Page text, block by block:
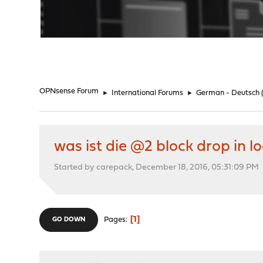
OPNsense Forum ► International Forums ► German - Deutsch
was ist die @2 block drop in
Started by carepack, December 18, 2016, 05:31:09 PM
GO DOWN Pages 1